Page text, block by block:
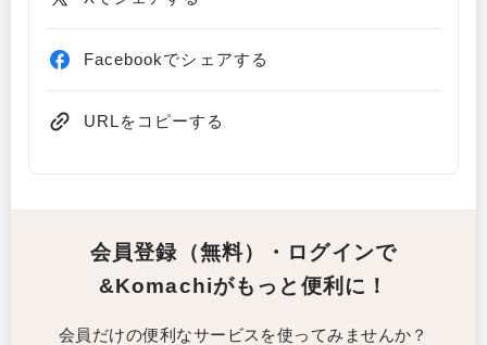
Facebookでシェアする
URLをコピーする
会員登録（無料）・ログインで
&Komachiがもっと便利に！
会員だけの便利なサービスを使ってみませんか？